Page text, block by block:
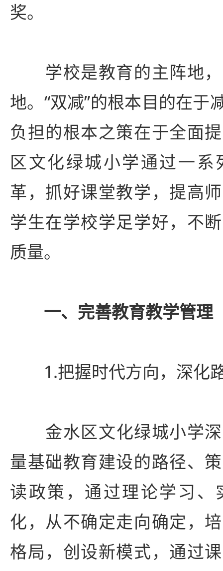
奖。
学校是教育的主阵地，
地。“双减”的根本目的在于
负担的根本之策在于全面
区文化绿城小学通过一系
革，抓好课堂教学，提高
学生在学校学足学好，不
质量。
一、完善教育教学管理
1.把握时代方向，深化
金水区文化绿城小学
量基础教育建设的路径、
读政策，通过理论学习、
化，从不确定走向确定，
格局，创设新模式，通过